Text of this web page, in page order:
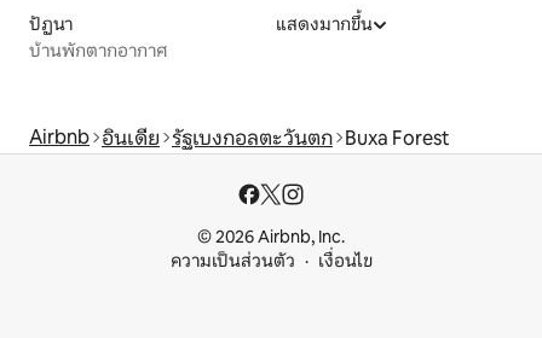
ปัฏนา
บ้านพักตากอากาศ
แสดงมากขึ้น
Airbnb อินเดีย รัฐเบงกอลตะวันตก Buxa Forest
© 2026 Airbnb, Inc.
ความเป็นส่วนตัว
เงื่อนไข